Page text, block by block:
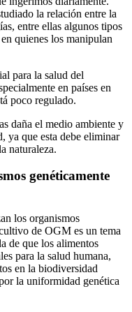
la relación entre la
entre ellas algunos tipos
quienes los manipulan
para la salud del
en países en
poco regulado.
daña el medio ambiente y
ya que esta debe eliminar
naturaleza.
genéticamente
los organismos
de OGM es un tema
de que los alimentos
para la salud humana,
en la biodiversidad
la uniformidad genética